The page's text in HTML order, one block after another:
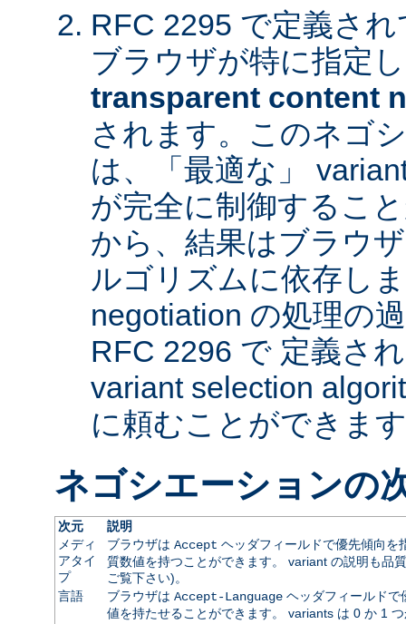
RFC 2295 で定義さ
ブラウザが特に指定
transparent content
されます。このネゴ
は、「最適な」
が完全に制御するこ
から、結果はブラウ
ルゴリズムに依存し
negotiation の処理の
RFC 2296 で 定義さ
variant selection
に頼むことができま
ネゴシエーションの
次元
説明
メディ
アタイ
プ
ブラウザは Accept ヘッダフィールドで優先傾向を
質数値を持つことができます。 variant の説明も品
ご覧下さい)。
言語
ブラウザは Accept-Languageヘッダフィールドで
値を持たせることができます。 variants は 0 か 1